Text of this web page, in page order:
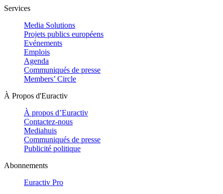
Services
Media Solutions
Projets publics européens
Evénements
Emplois
Agenda
Communiqués de presse
Members’ Circle
À Propos d'Euractiv
À propos d’Euractiv
Contactez-nous
Mediahuis
Communiqués de presse
Publicité politique
Abonnements
Euractiv Pro